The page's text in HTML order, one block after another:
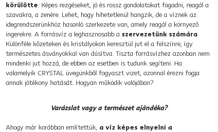
körülötte. Képes rezgéseket, jó és rossz gondolatokat fogadni, reagál a
szavakra, a zenére. Lehet, hogy hihetetlenül hangzik, de a víznek az
idegrendszerünkhöz hasonló szerkezete van, amely reagál a környező
ingerekre. A forrásvíz a leghasznosabb a szervezetünk számára.
Különféle kőzeteken és kristályokon keresztül jut el a felszínre, így
természetes ásványokkal van dúsítva. Tiszta forrásvízhez azonban nem
mindenki jut hozzá, de ebben az esetben is tudunk segíteni. Ha
valamelyik CRYSTAL üvegünkből fogyaszt vizet, azonnal érezni fogja
annak jótékony hatását. Hogyan működik valójában?
Varázslat vagy a természet ajándéka?
Ahogy már korábban említettük, a víz képes elnyelni a